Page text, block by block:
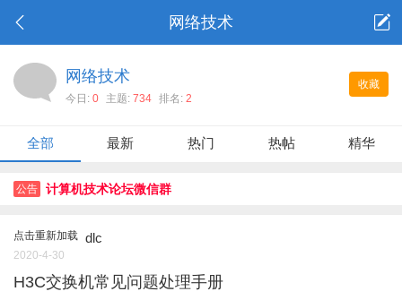
网络技术
收藏
网络技术
今日: 0 主题: 734 排名: 2
全部 最新 热门 热帖 精华
公告 计算机技术论坛微信群
点击重新加载 dlc
2020-4-30
H3C交换机常见问题处理手册